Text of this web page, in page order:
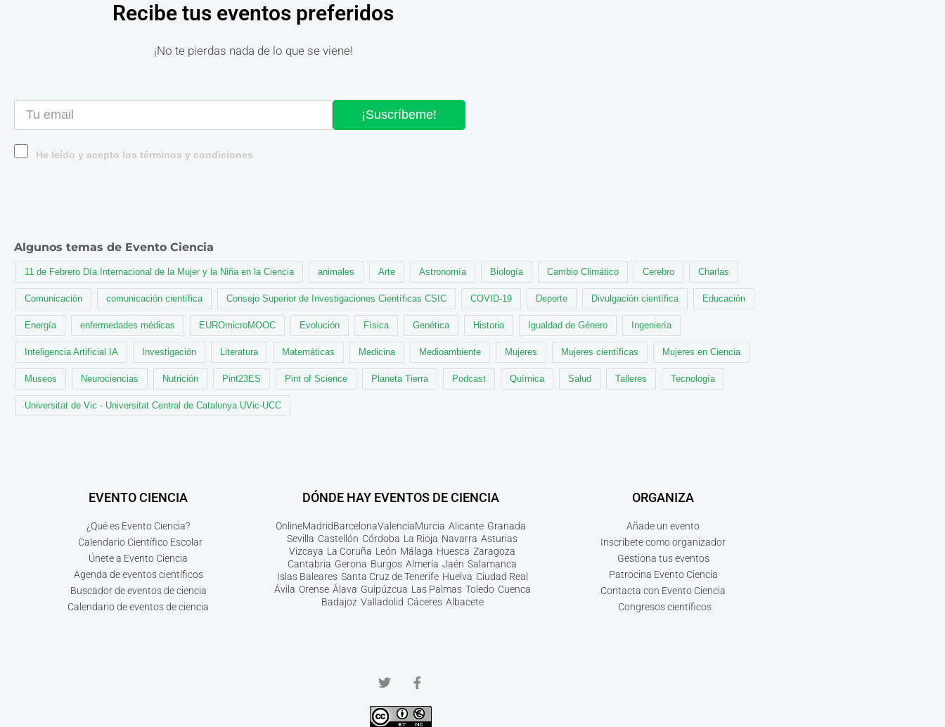
Recibe tus eventos preferidos
¡No te pierdas nada de lo que se viene!
¡Suscríbeme!
He leído y acepto los términos y condiciones
Algunos temas de Evento Ciencia
11 de Febrero Día Internacional de la Mujer y la Niña en la Ciencia animales Arte Astronomía Biología Cambio Climático Cerebro Charlas
Comunicación comunicación científica Consejo Superior de Investigaciones Científicas CSIC COVID-19 Deporte Divulgación científica Educación
Energía enfermedades médicas EUROmicroMOOC Evolución Física Genética Historia Igualdad de Género Ingeniería
Inteligencia Artificial IA Investigación Literatura Matemáticas Medicina Medioambiente Mujeres Mujeres científicas Mujeres en Ciencia
Museos Neurociencias Nutrición Pint23ES Pint of Science Planeta Tierra Podcast Química Salud Talleres Tecnología
Universitat de Vic - Universitat Central de Catalunya UVic-UCC
EVENTO CIENCIA
¿Qué es Evento Ciencia?
Calendario Científico Escolar
Únete a Evento Ciencia
Agenda de eventos científicos
Buscador de eventos de ciencia
Calendario de eventos de ciencia
DÓNDE HAY EVENTOS DE CIENCIA
OnlineMadridBarcelonaValenciaMurcia Alicante Granada
Sevilla Castellón Córdoba La Rioja Navarra Asturias
Vizcaya La Coruña León Málaga Huesca Zaragoza
Cantabria Gerona Burgos Almería Jaén Salamanca
Islas Baleares Santa Cruz de Tenerife Huelva Ciudad Real
Ávila Orense Álava Guipúzcua Las Palmas Toledo Cuenca
Badajoz Valladolid Cáceres Albacete
ORGANIZA
Añade un evento
Inscríbete como organizador
Gestiona tus eventos
Patrocina Evento Ciencia
Contacta con Evento Ciencia
Congresos científicos